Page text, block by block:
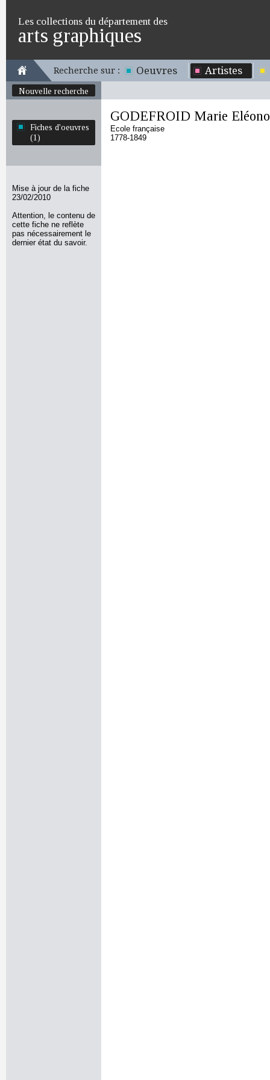
Les collections du département des
arts graphiques
Recherche sur : Oeuvres Artistes
Nouvelle recherche
Fiches d'oeuvres
(1)
Mise à jour de la fiche
23/02/2010
Attention, le contenu de
cette fiche ne reflète
pas nécessairement le
dernier état du savoir.
GODEFROID Marie
Ecole française
1778-1849